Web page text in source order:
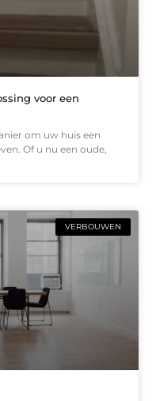
voor een
om uw huis een
Of u nu een oude,
VERBOUWEN